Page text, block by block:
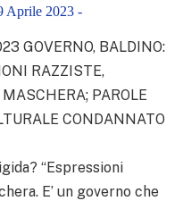
Aprile 2023 -
GOVERNO, BALDINO:
RAZZISTE,
PAROLE
CONDANNATO
“Espressioni
E’ un governo che